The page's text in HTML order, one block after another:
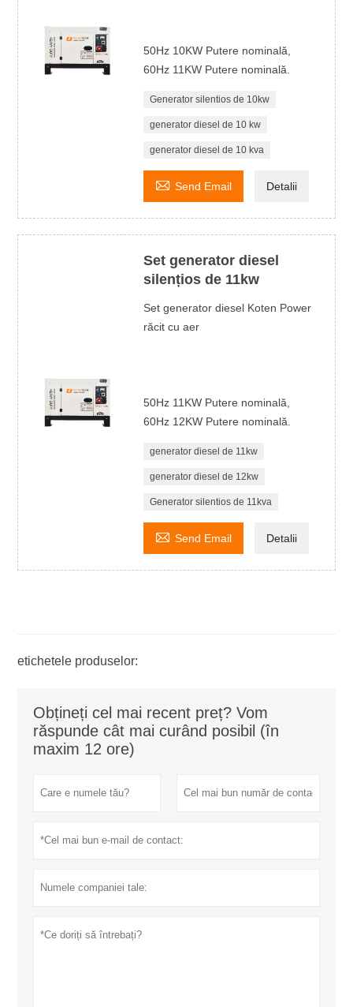
50Hz 10KW Putere nominală,
60Hz 11KW Putere nominală.
Generator silentios de 10kw
generator diesel de 10 kw
generator diesel de 10 kva
 Send Email Detalii
Set generator diesel
silențios de 11kw
Set generator diesel Koten Power
răcit cu aer
50Hz 11KW Putere nominală,
60Hz 12KW Putere nominală.
generator diesel de 11kw
generator diesel de 12kw
Generator silentios de 11kva
 Send Email Detalii
etichetele produselor:
Obțineți cel mai recent preț? Vom
răspunde cât mai curând posibil (în
maxim 12 ore)